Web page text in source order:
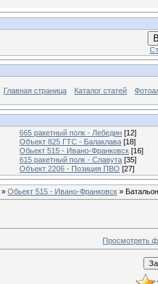
Главная страница Каталог статей
665 ракетный полк - Лебедин [12]
Объект 825 ГТС - Балаклава [18]
Обьект 515 - Ивано-Франковск [16]
615 ракетный полк - Славута [35]
Объект 2206 - Позиция ПВО [27]
» Обьект 515 - Ивано-Франковск » Батальон
Просмотреть